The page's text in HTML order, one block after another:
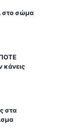
στο σώμα
ΠΟΤΕ
κάνεις
στα